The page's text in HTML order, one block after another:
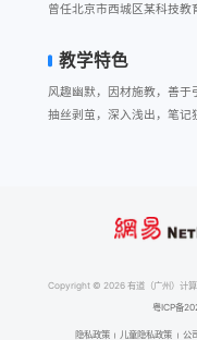
曾任北京市西城区某科技教
教学特色
风趣幽默，因材施教，善于
抽丝剥茧，深入浅出，笔记
Copyright © 2026 有道（广州）计算
粤ICP备
隐私政策 儿童隐私政策 公